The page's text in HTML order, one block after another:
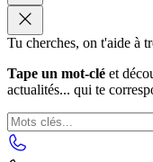
Tu cherches, on t'aide à
Tape un mot-clé et
actualités... qui te